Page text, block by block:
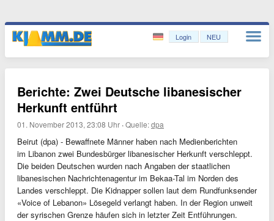
Login NEU
Berichte: Zwei Deutsche libanesischer
Herkunft entführt
01. November 2013, 23:08 Uhr ·Quelle:dpa
Beirut (dpa) - Bewaffnete Männer haben nach Medienberichten
im Libanon zwei Bundesbürger libanesischer Herkunft verschleppt.
Die beiden Deutschen wurden nach Angaben der staatlichen
libanesischen Nachrichtenagentur im Bekaa-Tal im Norden des
Landes verschleppt. Die Kidnapper sollen laut dem Rundfunksender
«Voice of Lebanon» Lösegeld verlangt haben. In der Region unweit
der syrischen Grenze häufen sich in letzter Zeit Entführungen.